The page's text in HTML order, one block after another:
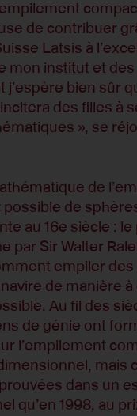
de contribuer
Latsis à
mon institut et des
j’espère bien sûr
des filles à
», se
de
de
au 16e siècle :
par Sir Walter
empiler des
de manière
Au fil des
de génie ont
l’empilement
mais
dans un
qu’en 1998, au